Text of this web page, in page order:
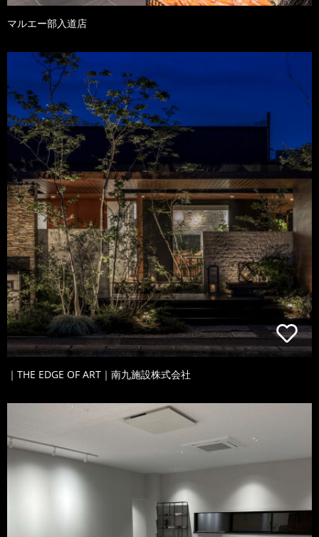
マルエー部入道店
｜THE EDGE OF ART｜南九施設株式会社